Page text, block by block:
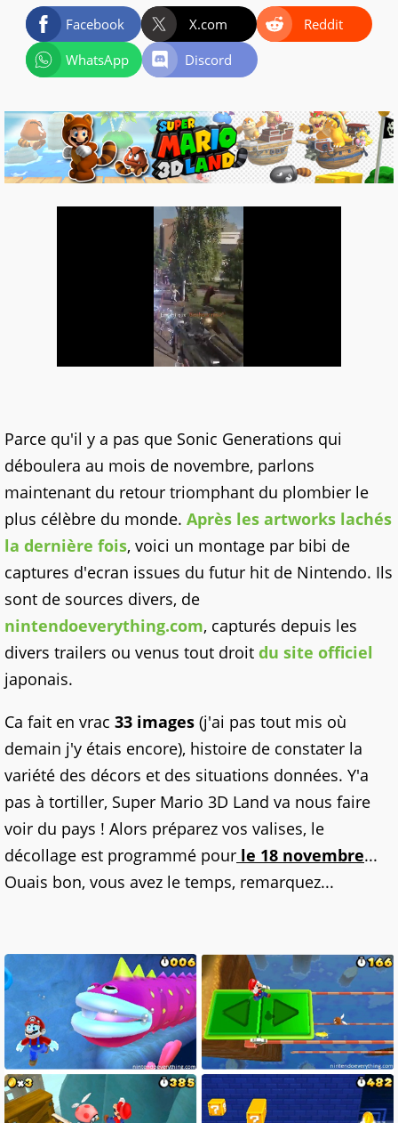
Facebook X.com
Reddit
WhatsApp
Discord
Parce qu'il y a pas que Sonic Generations qui
déboulera au mois de novembre, parlons
maintenant du retour triomphant du plombier le
plus célèbre du monde. Après les artworks lachés
la dernière fois, voici un montage par bibi de
captures d'ecran issues du futur hit de Nintendo. Ils
sont de sources divers, de
nintendoeverything.com, capturés depuis les
divers trailers ou venus tout droit du site officiel
japonais.
Ca fait en vrac 33 images (j'ai pas tout mis où
demain j'y étais encore), histoire de constater la
variété des décors et des situations données. Y'a
pas à tortiller, Super Mario 3D Land va nous faire
voir du pays ! Alors préparez vos valises, le
décollage est programmé pour le 18 novembre...
Ouais bon, vous avez le temps, remarquez...